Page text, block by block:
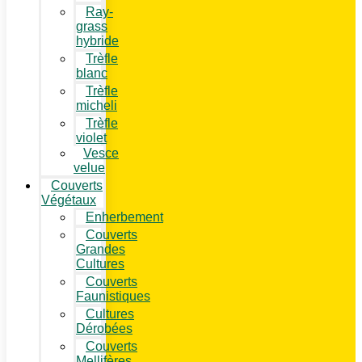
Ray-
grass
hybride
Trèfle
blanc
Trèfle
micheli
Trèfle
violet
Vesce
velue
Couverts
Végétaux
Enherbement
Couverts
Grandes
Cultures
Couverts
Faunistiques
Cultures
Dérobées
Couverts